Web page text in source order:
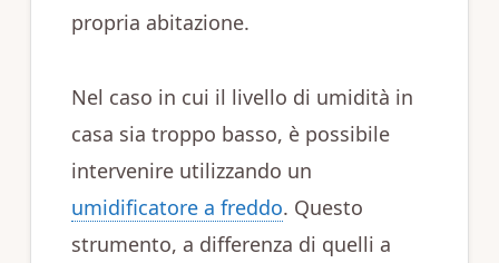
propria abitazione.
Nel caso in cui il livello di umidità in
casa sia troppo basso, è possibile
intervenire utilizzando un
umidificatore a freddo. Questo
strumento, a differenza di quelli a